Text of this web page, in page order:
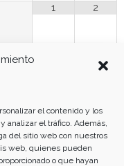
el contenido y los
analizar el tráfico. Además,
del sitio web con nuestros
web, quienes pueden
o que hayan
1
2
21 22 23